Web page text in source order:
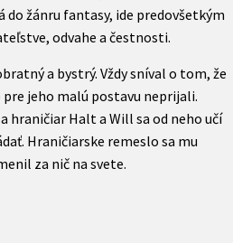
do žánru fantasy, ide predovšetkým
odvahe a čestnosti.
a bystrý. Vždy sníval o tom, že
jeho malú postavu neprijali.
hraničiar Halt a Will sa od neho učí
Hraničiarske remeslo sa mu
za nič na svete.